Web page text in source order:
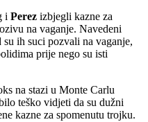
i Perez izbjegli kazne za
na vaganje. Navedeni
ih suci pozvali na vaganje,
prije nego su isti
na stazi u Monte Carlu
teško vidjeti da su dužni
kazne za spomenutu trojku.